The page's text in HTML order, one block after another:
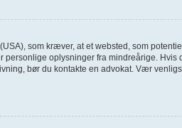
som kræver, at et websted, som
oplysninger fra mindreårige. Hvis
bør du kontakte en advokat. Vær